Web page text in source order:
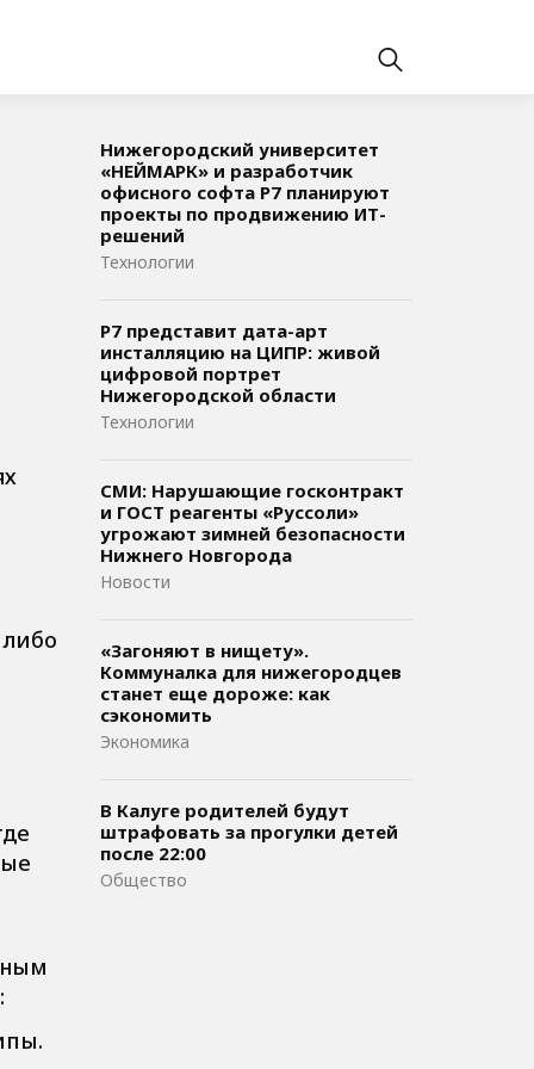
Нижегородский университет
«НЕЙМАРК» и разработчик
офисного софта P7 планируют
проекты по продвижению ИТ-
решений
Технологии
Р7 представит дата-арт
инсталляцию на ЦИПР: живой
цифровой портрет
Нижегородской области
Технологии
СМИ: Нарушающие госконтракт
и ГОСТ реагенты «Руссоли»
угрожают зимней безопасности
Нижнего Новгорода
Новости
«Загоняют в нищету».
Коммуналка для нижегородцев
станет еще дороже: как
сэкономить
Экономика
В Калуге родителей будут
штрафовать за прогулки детей
после 22:00
Общество